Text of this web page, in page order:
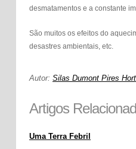
desmatamentos e a constante
São muitos os efeitos do
desastres ambientais, etc.
Autor: Silas Dumont Pires
Artigos
Uma Terra Febril